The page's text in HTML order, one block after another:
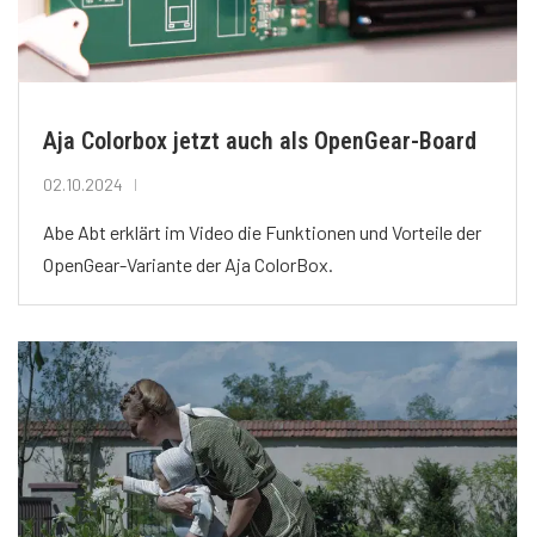
Aja Colorbox jetzt auch als OpenGear-Board
02.10.2024
Abe Abt erklärt im Video die Funktionen und Vorteile der
OpenGear-Variante der Aja ColorBox.